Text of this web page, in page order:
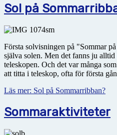
Sol på
Första solvisningen på "Sommar
själva solen. Men det fanns ju
teleskopen. Och det var många
att titta i teleskop, ofta för första
Läs mer: Sol på Sommarribban?
Sommaraktiviteter